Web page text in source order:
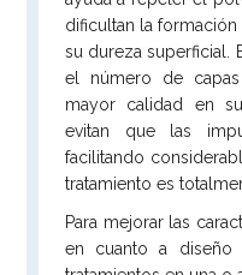
dificultan la formación
su dureza superficial.
el número de capas
mayor calidad en
evitan que las
facilitando
tratamiento es
Para mejorar las
en cuanto a diseño